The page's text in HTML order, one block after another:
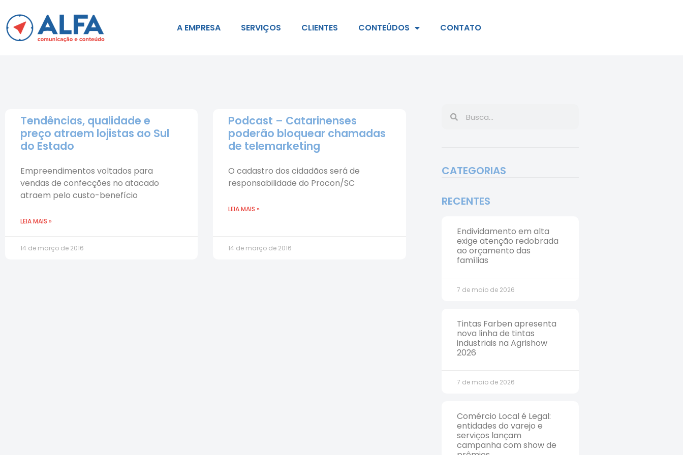
A EMPRESA SERVIÇOS CLIENTES CONTEÚDOS CONTATO
Tendências, qualidade e
preço atraem lojistas ao Sul
do Estado
Empreendimentos voltados para
vendas de confecções no atacado
atraem pelo custo-benefício
LEIA MAIS »
14 de março de 2016
Podcast – Catarinenses
poderão bloquear chamadas
de telemarketing
O cadastro dos cidadãos será de
responsabilidade do Procon/SC
LEIA MAIS »
14 de março de 2016
CATEGORIAS
RECENTES
Endividamento em alta
exige atenção redobrada
ao orçamento das
famílias
7 de maio de 2026
Tintas Farben apresenta
nova linha de tintas
industriais na Agrishow
2026
7 de maio de 2026
Comércio Local é Legal:
entidades do varejo e
serviços lançam
campanha com show de